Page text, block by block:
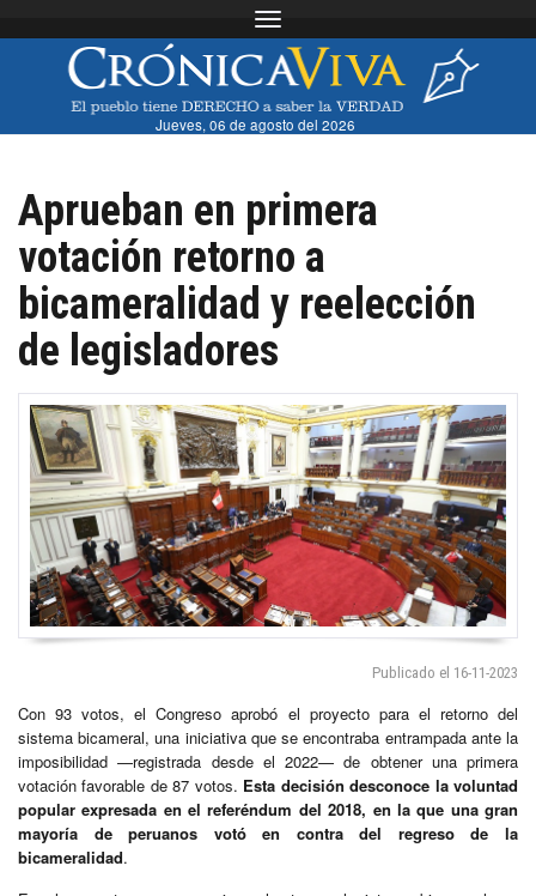
Toggle navigation
Jueves, 06 de agosto del 2026
Aprueban en primera
votación retorno a
bicameralidad y reelección
de legisladores
Publicado el 16-11-2023
Con 93 votos, el Congreso aprobó el proyecto para el retorno del
sistema bicameral, una iniciativa que se encontraba entrampada ante la
imposibilidad —registrada desde el 2022— de obtener una primera
votación favorable de 87 votos. Esta decisión desconoce la voluntad
popular expresada en el referéndum del 2018, en la que una gran
mayoría de peruanos votó en contra del regreso de la
bicameralidad.